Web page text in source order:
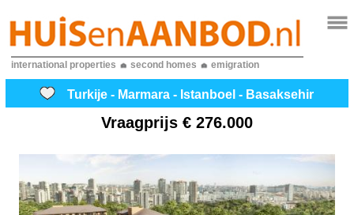
international properties second homes emigration
Turkije - Marmara - Istanboel - Basaksehir
Vraagprijs € 276.000